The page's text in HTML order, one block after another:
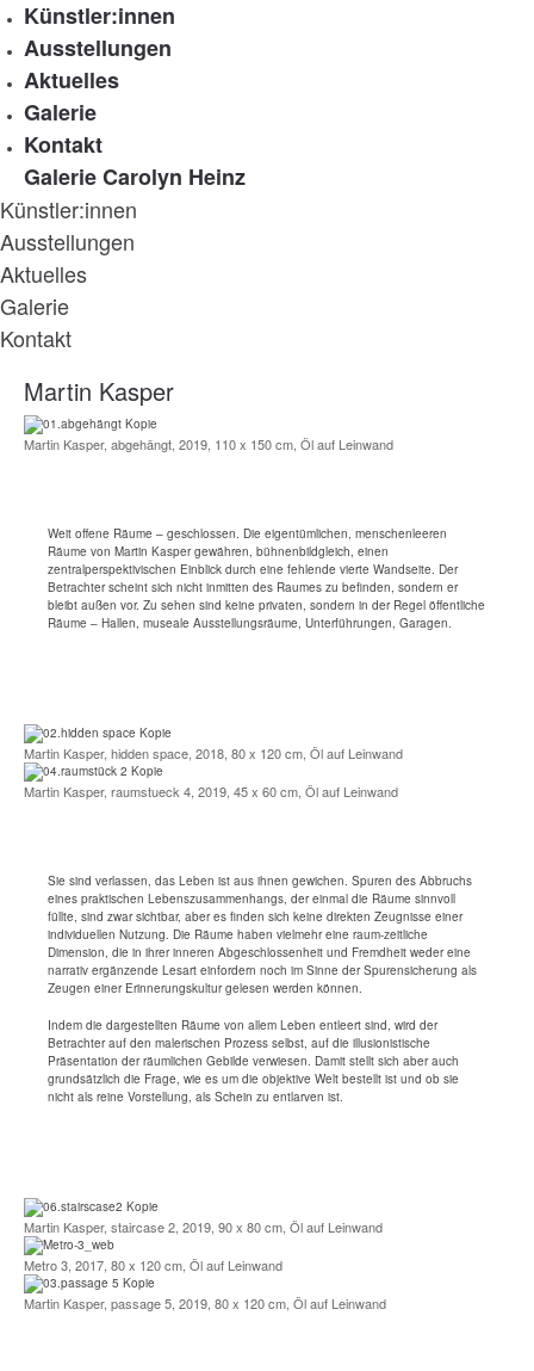
Künstler:innen
Ausstellungen
Aktuelles
Galerie
Kontakt
Galerie Carolyn Heinz
Künstler:innen
Ausstellungen
Aktuelles
Galerie
Kontakt
Martin Kasper
Martin Kasper, abgehängt, 2019, 110 x 150 cm, Öl auf Leinwand
Weit offene Räume – geschlossen. Die eigentümlichen, menschenleeren
Räume von Martin Kasper gewähren, bühnenbildgleich, einen
zentralperspektivischen Einblick durch eine fehlende vierte Wandseite. Der
Betrachter scheint sich nicht inmitten des Raumes zu befinden, sondern er
bleibt außen vor. Zu sehen sind keine privaten, sondern in der Regel öffentliche
Räume – Hallen, museale Ausstellungsräume, Unterführungen, Garagen.
Martin Kasper, hidden space, 2018, 80 x 120 cm, Öl auf Leinwand
Martin Kasper, raumstueck 4, 2019, 45 x 60 cm, Öl auf Leinwand
Sie sind verlassen, das Leben ist aus ihnen gewichen. Spuren des Abbruchs
eines praktischen Lebenszusammenhangs, der einmal die Räume sinnvoll
füllte, sind zwar sichtbar, aber es finden sich keine direkten Zeugnisse einer
individuellen Nutzung. Die Räume haben vielmehr eine raum-zeitliche
Dimension, die in ihrer inneren Abgeschlossenheit und Fremdheit weder eine
narrativ ergänzende Lesart einfordern noch im Sinne der Spurensicherung als
Zeugen einer Erinnerungskultur gelesen werden können.
Indem die dargestellten Räume von allem Leben entleert sind, wird der
Betrachter auf den malerischen Prozess selbst, auf die illusionistische
Präsentation der räumlichen Gebilde verwiesen. Damit stellt sich aber auch
grundsätzlich die Frage, wie es um die objektive Welt bestellt ist und ob sie
nicht als reine Vorstellung, als Schein zu entlarven ist.
Martin Kasper, staircase 2, 2019, 90 x 80 cm, Öl auf Leinwand
Metro 3, 2017, 80 x 120 cm, Öl auf Leinwand
Martin Kasper, passage 5, 2019, 80 x 120 cm, Öl auf Leinwand